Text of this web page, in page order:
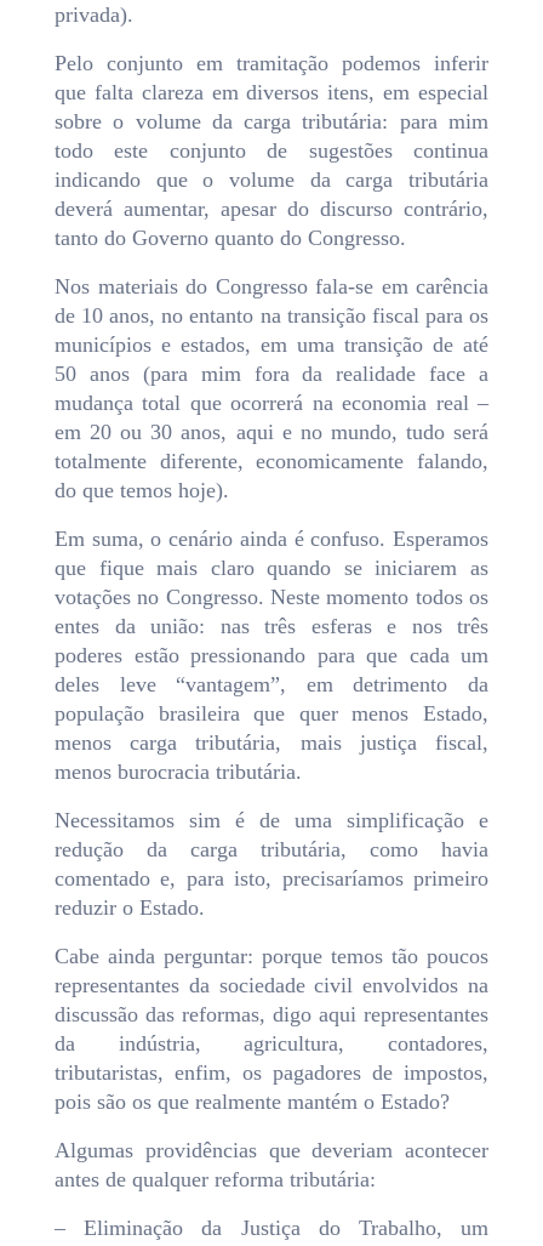
privada).
Pelo conjunto em tramitação podemos inferir
que falta clareza em diversos itens, em especial
sobre o volume da carga tributária: para mim
todo este conjunto de sugestões continua
indicando que o volume da carga tributária
deverá aumentar, apesar do discurso contrário,
tanto do Governo quanto do Congresso.
Nos materiais do Congresso fala-se em carência
de 10 anos, no entanto na transição fiscal para os
municípios e estados, em uma transição de até
50 anos (para mim fora da realidade face a
mudança total que ocorrerá na economia real –
em 20 ou 30 anos, aqui e no mundo, tudo será
totalmente diferente, economicamente falando,
do que temos hoje).
Em suma, o cenário ainda é confuso. Esperamos
que fique mais claro quando se iniciarem as
votações no Congresso. Neste momento todos os
entes da união: nas três esferas e nos três
poderes estão pressionando para que cada um
deles leve “vantagem”, em detrimento da
população brasileira que quer menos Estado,
menos carga tributária, mais justiça fiscal,
menos burocracia tributária.
Necessitamos sim é de uma simplificação e
redução da carga tributária, como havia
comentado e, para isto, precisaríamos primeiro
reduzir o Estado.
Cabe ainda perguntar: porque temos tão poucos
representantes da sociedade civil envolvidos na
discussão das reformas, digo aqui representantes
da indústria, agricultura, contadores,
tributaristas, enfim, os pagadores de impostos,
pois são os que realmente mantém o Estado?
Algumas providências que deveriam acontecer
antes de qualquer reforma tributária:
– Eliminação da Justiça do Trabalho, um